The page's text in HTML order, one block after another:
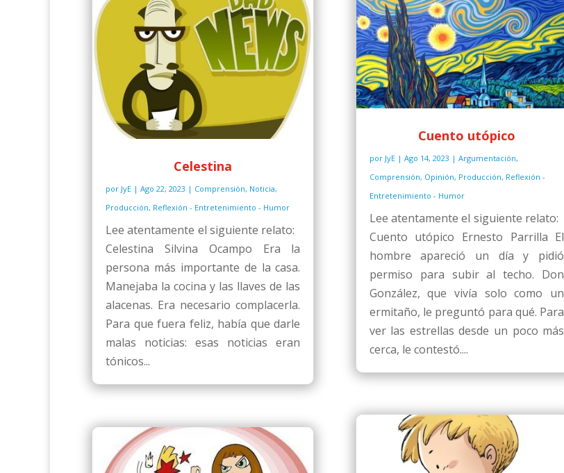
Celestina
por JyE | Ago 22, 2023 | Comprensión, Noticia,
Producción, Reflexión - Entretenimiento - Humor
Lee atentamente el siguiente relato:
Celestina Silvina Ocampo Era la
persona más importante de la casa.
Manejaba la cocina y las llaves de las
alacenas. Era necesario complacerla.
Para que fuera feliz, había que darle
malas noticias: esas noticias eran
tónicos...
Cuento utópico
por JyE| Ago 14, 2023 | Argumentación,
Comprensión, Opinión, Producción, Reflexión -
Entretenimiento - Humor
Lee atentamente el siguiente relato:
Cuento utópico Ernesto Parrilla El
hombre apareció un día y pidió
permiso para subir al techo. Don
González, que vivía solo como un
ermitaño, le preguntó para qué. Para
ver las estrellas desde un poco más
cerca, le contestó....